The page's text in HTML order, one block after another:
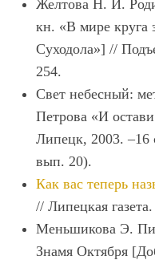
Желтова Н. И.
кн. «В мире круга
Суходола»] //
254.
Свет небесный:
Петрова «И
Липецк, 2003. –16
вып. 20).
Как вас теперь
// Липецкая
Меньшикова Э.
Знамя Октября